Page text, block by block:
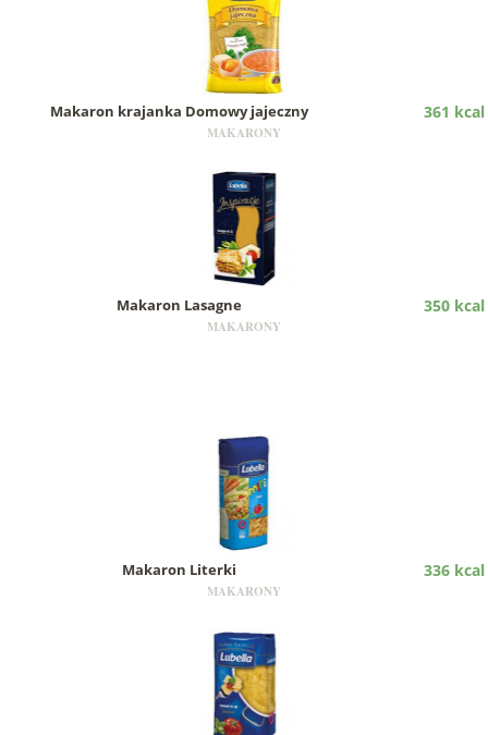
Makaron krajanka Domowy jajeczny 361 kcal
MAKARONY
Makaron Lasagne 350 kcal
MAKARONY
Makaron Literki 336 kcal
MAKARONY